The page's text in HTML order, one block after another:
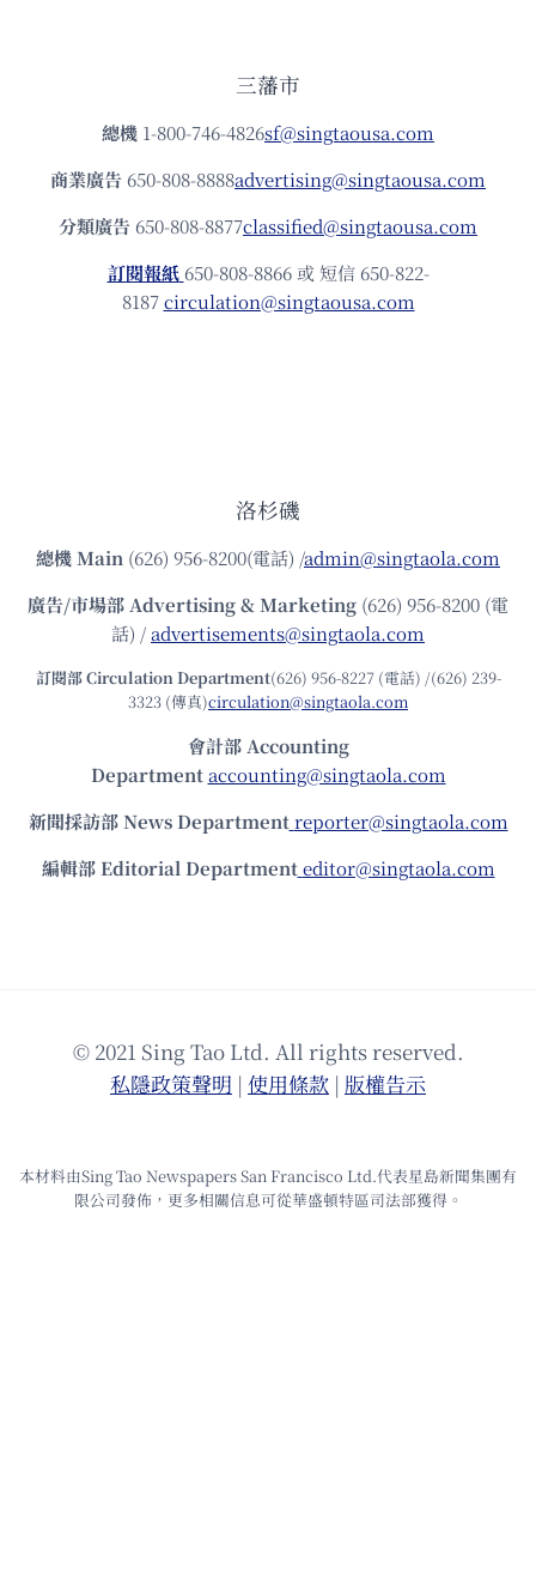
三藩市
總機 1-800-746-4826sf@singtaousa.com
商業廣告 650-808-8888advertising@singtaousa.com
分類廣告 650-808-8877classified@singtaousa.com
訂閱報紙 650-808-8866 或 短信 650-822-
8187circulation@singtaousa.com
洛杉磯
總機Main (626) 956-8200(電話) /admin@singtaola.com
廣告/市場部Advertising & Marketing (626) 956-8200 (電
話) /advertisements@singtaola.com
訂閱部 Circulation Department(626) 956-8227 (電話) /(626) 239-
3323 (傳真)circulation@singtaola.com
會計部 Accounting
Department accounting@singtaola.com
新聞採訪部 News Department reporter@singtaola.com
編輯部 Editorial Department editor@singtaola.com
© 2021 Sing Tao Ltd. All rights reserved.
私隱政策聲明 | 使⽤條款 | 版權告⽰
本材料由Sing Tao Newspapers San Francisco Ltd.代表星島新聞集團有
限公司發佈，更多相關信息可從華盛頓特區司法部獲得。